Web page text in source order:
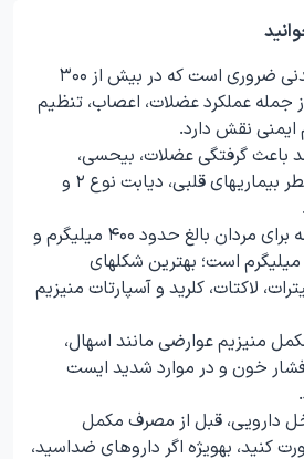
منیزیم یک ماده معدنی ضروری است که در بیش از ۳۰۰
جمله عملکرد عضلات، اعصاب، تنظیم
نقش دارد.
باعث گرفتگی عضلات، بیحسی،
خستگی و افزایش خطر بیماریهای قلبی، دیابت نوع ۲ و
دوز توصیهشده روزانه برای مردان بالغ حدود ۴۰۰ میلیگرم و
برای زنان حدود ۳۰۰ میلیگرم است؛ بهترین شکلهای
لاکتات، کلرید و آسپارتات منیزیم
منیزیم عوارضی مانند اسهال،
خون و در موارد شدید ایست
دارویی، قبل از مصرف مکمل
کنید، بهویژه اگر داروهای ضداسید،